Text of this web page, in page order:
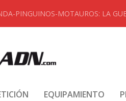
PINGUINOS-MOTAUROS: LA
EQUIPAMIENTO